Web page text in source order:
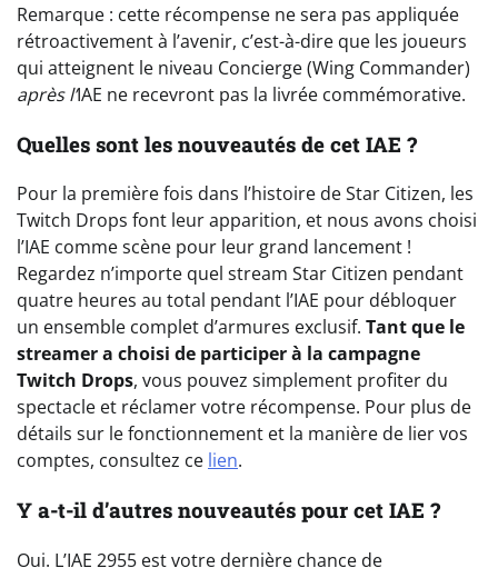
Remarque : cette récompense ne sera pas appliquée
rétroactivement à l’avenir, c’est-à-dire que les joueurs
qui atteignent le niveau Concierge (Wing Commander)
après l’IAE ne recevront pas la livrée commémorative.
Quelles sont les nouveautés de cet IAE ?
Pour la première fois dans l’histoire de Star Citizen, les
Twitch Drops font leur apparition, et nous avons choisi
l’IAE comme scène pour leur grand lancement !
Regardez n’importe quel stream Star Citizen pendant
quatre heures au total pendant l’IAE pour débloquer
un ensemble complet d’armures exclusif. Tant que le
streamer a choisi de participer à la campagne
Twitch Drops, vous pouvez simplement profiter du
spectacle et réclamer votre récompense. Pour plus de
détails sur le fonctionnement et la manière de lier vos
comptes, consultez ce lien.
Y a-t-il d’autres nouveautés pour cet IAE ?
Oui. L’IAE 2955 est votre dernière chance de